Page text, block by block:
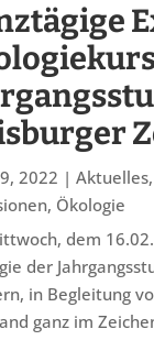
2022 |Aktuelles
, Ökologie
dem
der
in Begleitung
ganz im